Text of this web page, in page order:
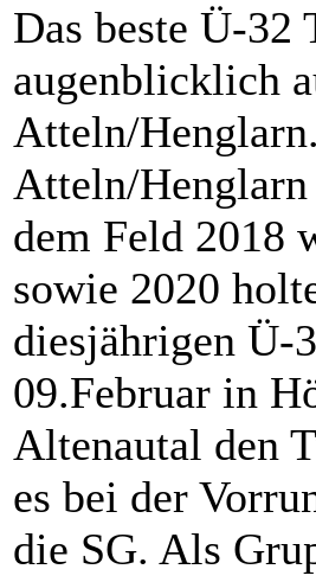
Das beste Ü-32
augenblicklich
Atteln/
Atteln/
dem Feld 2018
sowie 2020
diesjährigen Ü-
09.Februar in
Altenautal den
es bei der
die SG. Als